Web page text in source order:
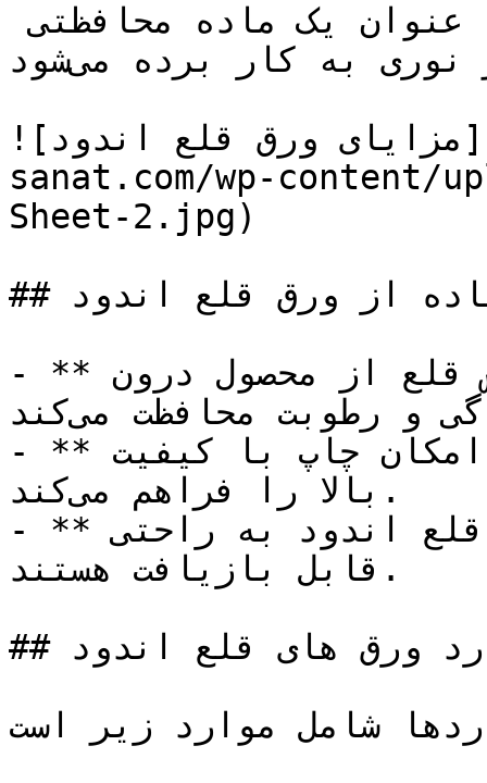
برای ساخت فیلم‌های عکاسی، به عنوان یک ماده محافظتی
برای کابل‌های فیبر نوری به کار برده می‌شود.
![مزایای ورق قلع اندود](https://tajhiz-
sanat.com/wp-content/
Sheet-2.jpg)
## مزایای استفاده از ورق قلع اندود
- **حفاظت از محصول:** پوشش قلع از محصول درون
بسته‌بندی در برابر آلودگی و رطوبت محافظت می‌کند.
- **سهولت در چاپ:** سطح براق آن امکان چاپ با کیفیت
بالا را فراهم می‌کند.
- **قابلیت بازیافت**: ورق‌های قلع اندود به راحتی
قابل بازیافت هستند.
## استاندارد ورق های قلع اندود
شامل موارد زير است: